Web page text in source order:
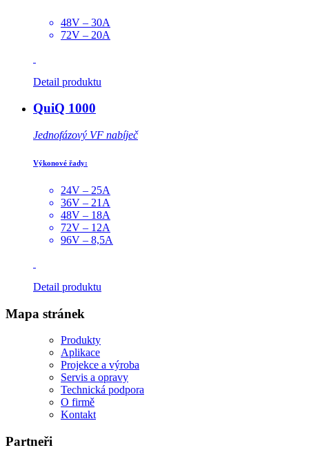
48V – 30A
72V – 20A
Detail produktu
QuiQ 1000
Jednofázový VF nabíječ
Výkonové řady:
24V – 25A
36V – 21A
48V – 18A
72V – 12A
96V – 8,5A
Detail produktu
Mapa stránek
Produkty
Aplikace
Projekce a výroba
Servis a opravy
Technická podpora
O firmě
Kontakt
Partneři